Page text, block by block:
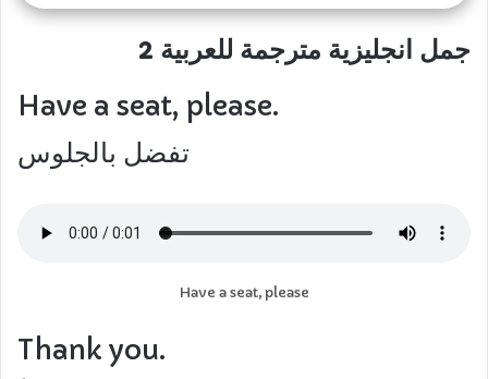
جمل انجليزية مترجمة للعربية 2
Have a seat, please.
تفضل بالجلوس
Have a seat, please
Thank you.